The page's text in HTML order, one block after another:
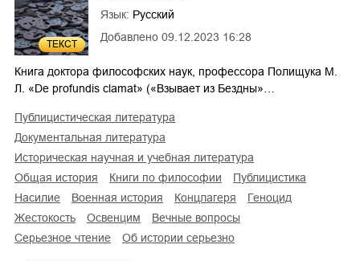
ТЕКСТ 5
Добавлено 09.12.2023 16:28
Язык: Русский
Книга доктора философских наук, профессора Полищука М.
Л. «De profundis clamat» («Взывает из Бездны»…
публицистическая литература
документальная литература
историческая научная и учебная литература
общая история
книги по философии
публицистика
насилие
военная история концлагеря
геноцид
жестокость
Освенцим
вечные вопросы
серьезное чтение
об истории серьезно